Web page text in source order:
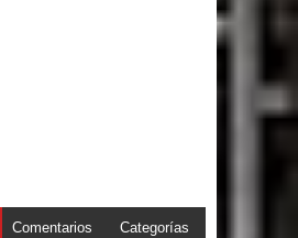
Comentarios Categorías